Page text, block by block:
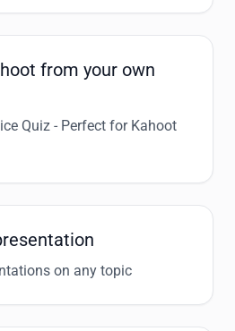
from your own
Quiz - Perfect for Kahoot
on any topic